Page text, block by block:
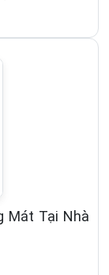
Mát Tại Nhà